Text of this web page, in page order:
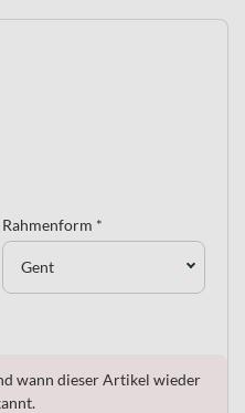
Rahmenform *
Gent
wann dieser Artikel wieder